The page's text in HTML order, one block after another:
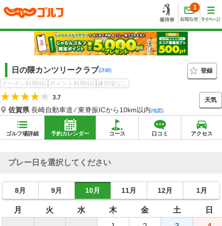
1
日の隈カンツリークラブ(詳細)
登録
クーポン利用NG
ポイント利用NG 練習場なし
3.7
佐賀県長崎自動車道 ⁄ 東脊振ICから10km以内(地図)
天気
ゴルフ場詳細 予約カレンダー コース 口コミ アクセス
プレー日を選択してください
8月 9月 10月 11月 12月 1月
月 火 水 木 金 土
日